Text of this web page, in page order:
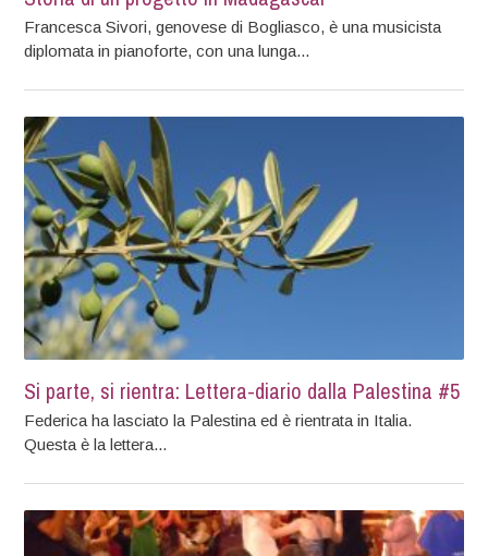
Francesca Sivori, genovese di Bogliasco, è una musicista
diplomata in pianoforte, con una lunga...
Si parte, si rientra: Lettera-diario dalla Palestina #5
Federica ha lasciato la Palestina ed è rientrata in Italia.
Questa è la lettera...